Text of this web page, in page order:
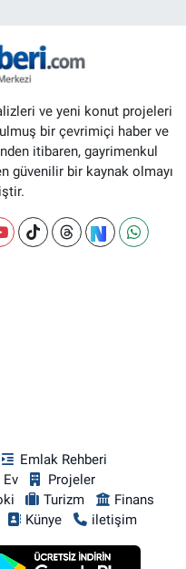
ve yeni konut projeleri
bir çevrimiçi haber ve
itibaren, gayrimenkul
güvenilir bir kaynak olmayı
Emlak Rehberi
Ev
Projeler
Turizm
Finans
Künye iletişim